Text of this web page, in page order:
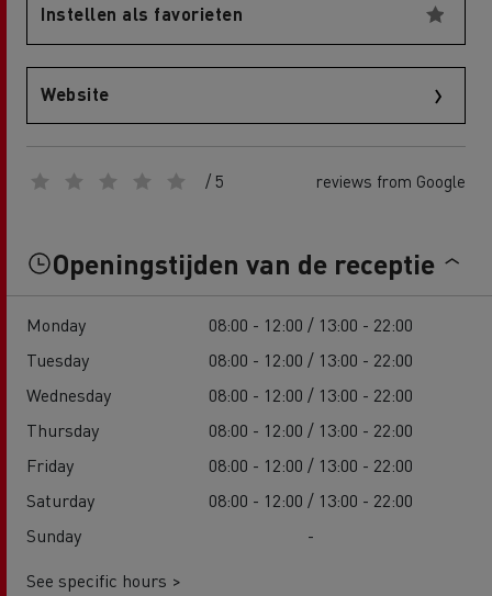
Instellen als favorieten
Website
/ 5 reviews from Google
Openingstijden van de receptie
Monday
08:00 - 12:00 / 13:00 - 22:00
Tuesday
08:00 - 12:00 / 13:00 - 22:00
Wednesday
08:00 - 12:00 / 13:00 - 22:00
Thursday
08:00 - 12:00 / 13:00 - 22:00
Friday
08:00 - 12:00 / 13:00 - 22:00
Saturday
08:00 - 12:00 / 13:00 - 22:00
Sunday
-
See specific hours >